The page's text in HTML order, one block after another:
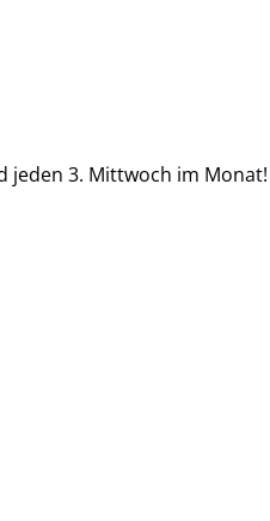
jeden 3. Mittwoch im Monat!